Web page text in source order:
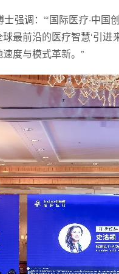
强调：“‘国际医疗·中
最前沿的医疗智慧‘引
度与模式革新。”